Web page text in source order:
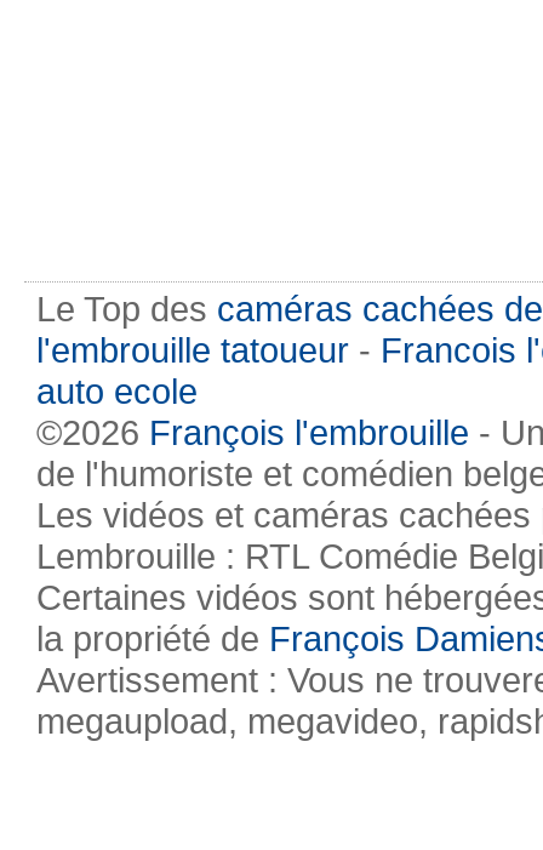
Le Top des caméras cachées
l'embrouille tatoueur - Francois
auto ecole
©2026 François l'embrouille -
de l'humoriste et comédien
Les vidéos et caméras
Lembrouille : RTL Comédie
Certaines vidéos sont
la propriété de François
Avertissement : Vous ne
megaupload, megavideo,